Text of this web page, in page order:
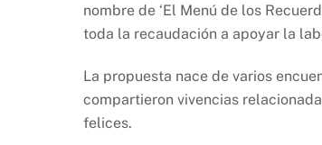
nombre de ‘El Menú de los
toda la recaudación a apoyar la
La propuesta nace de varios
compartieron vivencias
felices.